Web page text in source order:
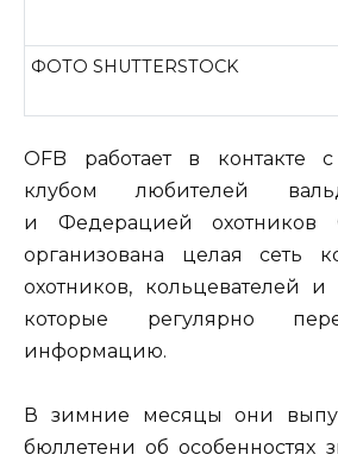
ФОТО SHUTTERSTOCK
OFB работает в контакте
клубом любителей
и Федерацией охотников
организована целая сеть
охотников, кольцевателей и
которые регулярно
информацию.
В зимние месяцы они
бюллетени об особенностях